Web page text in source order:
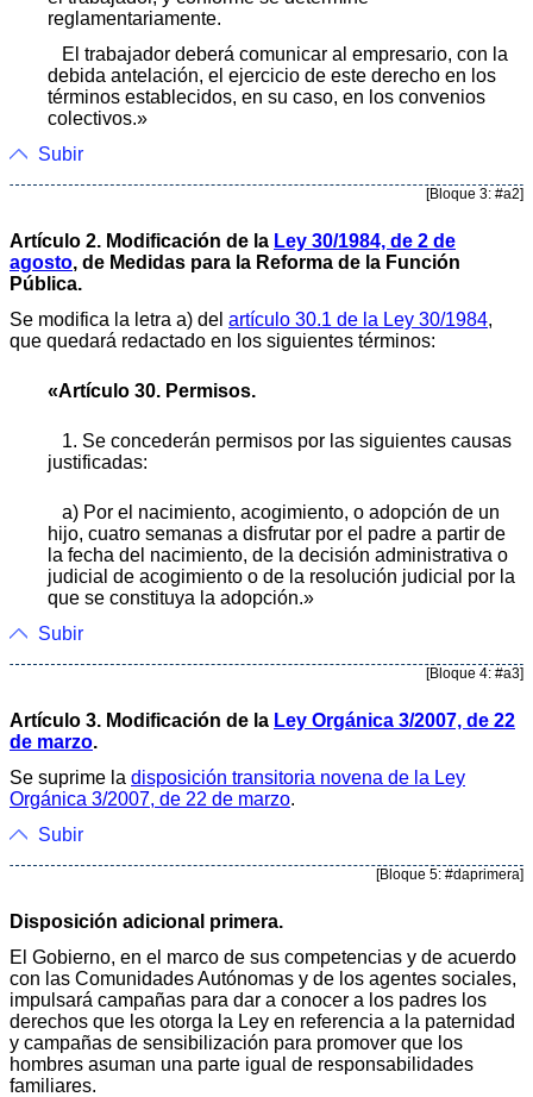
reglamentariamente.
El trabajador deberá comunicar al empresario, con la
debida antelación, el ejercicio de este derecho en los
términos establecidos, en su caso, en los convenios
colectivos.»
Subir
[Bloque 3: #a2]
Artículo 2. Modificación de la Ley 30/1984, de 2 de
agosto, de Medidas para la Reforma de la Función
Pública.
Se modifica la letra a) del artículo 30.1 de la Ley 30/1984,
que quedará redactado en los siguientes términos:
«Artículo 30. Permisos.
1. Se concederán permisos por las siguientes causas
justificadas:
a) Por el nacimiento, acogimiento, o adopción de un
hijo, cuatro semanas a disfrutar por el padre a partir de
la fecha del nacimiento, de la decisión administrativa o
judicial de acogimiento o de la resolución judicial por la
que se constituya la adopción.»
Subir
[Bloque 4: #a3]
Artículo 3. Modificación de la Ley Orgánica 3/2007, de 22
de marzo.
Se suprime la disposición transitoria novena de la Ley
Orgánica 3/2007, de 22 de marzo.
Subir
[Bloque 5: #daprimera]
Disposición adicional primera.
El Gobierno, en el marco de sus competencias y de acuerdo
con las Comunidades Autónomas y de los agentes sociales,
impulsará campañas para dar a conocer a los padres los
derechos que les otorga la Ley en referencia a la paternidad
y campañas de sensibilización para promover que los
hombres asuman una parte igual de responsabilidades
familiares.